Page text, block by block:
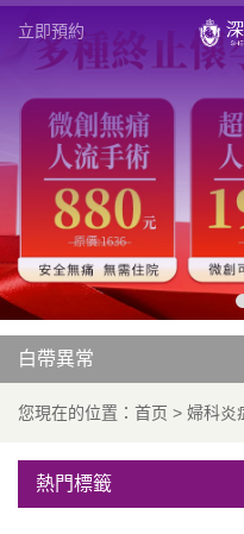
立即預約
白帶異常
您現在的位置： 首页 > 婦科炎
熱門標籤